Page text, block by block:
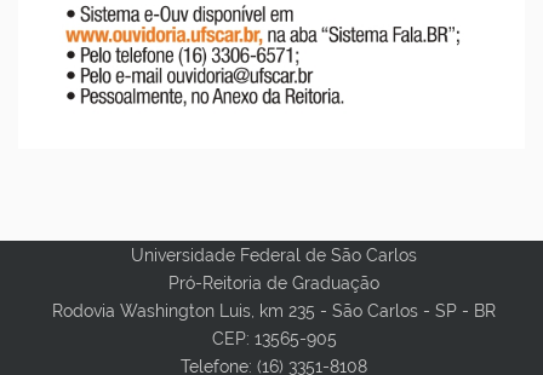
Universidade Federal de São Carlos
Pró-Reitoria de Graduação
Rodovia Washington Luis, km 235 - São Carlos - SP - BR
CEP: 13565-905
Telefone: (16) 3351-8108